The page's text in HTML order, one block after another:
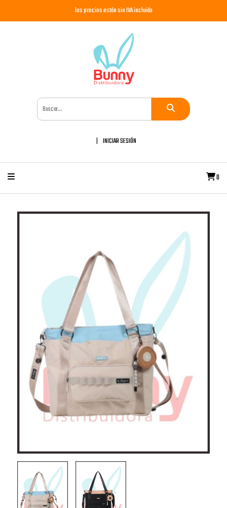
los precios están sin IVA incluido
INICIAR SESIÓN
0